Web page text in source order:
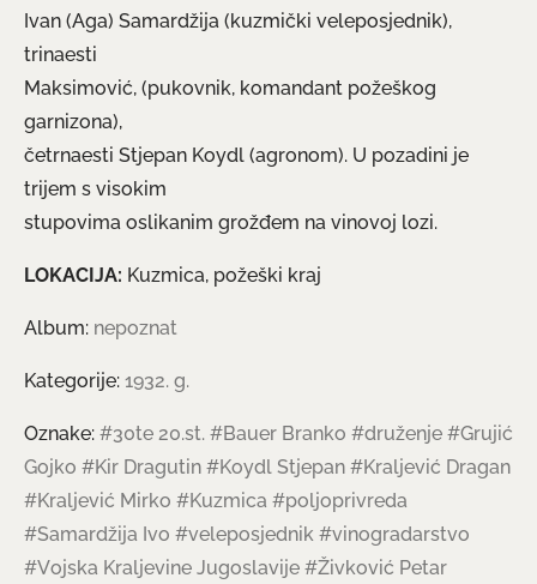
Ivan (Aga) Samardžija (kuzmički veleposjednik),
trinaesti
Maksimović, (pukovnik, komandant požeškog
garnizona),
četrnaesti Stjepan Koydl (agronom). U pozadini je
trijem s visokim
stupovima oslikanim grožđem na vinovoj lozi.
LOKACIJA: Kuzmica, požeški kraj
Album: nepoznat
Kategorije: 1932. g.
Oznake: #30te 20.st. #Bauer Branko #druženje #Grujić
Gojko #Kir Dragutin #Koydl Stjepan #Kraljević Dragan
#Kraljević Mirko #Kuzmica #poljoprivreda
#Samardžija Ivo #veleposjednik #vinogradarstvo
#Vojska Kraljevine Jugoslavije #Živković Petar